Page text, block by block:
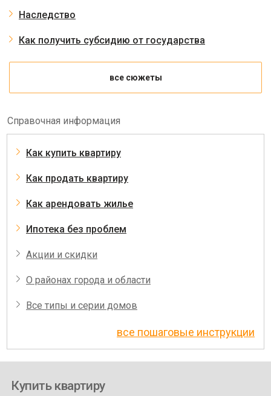
Наследство
Как получить субсидию от государства
все сюжеты
Справочная информация
Как купить квартиру
Как продать квартиру
Как арендовать жилье
Ипотека без проблем
Акции и скидки
О районах города и области
Все типы и серии домов
все пошаговые инструкции
Купить квартиру